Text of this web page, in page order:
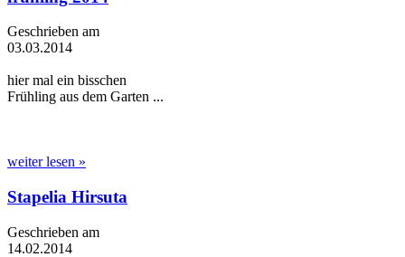
Geschrieben am
03.03.2014
hier mal ein bisschen
Frühling aus dem Garten ...
weiter lesen »
Stapelia Hirsuta
Geschrieben am
14.02.2014